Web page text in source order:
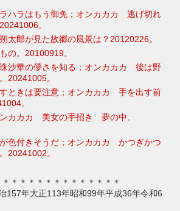
ハラはもう御免；オンカカカ 逃げ切れ
。
太郎が見た故郷の風景は？20120226。
の。20100919。
沙華の儚さを知る；オンカカカ 後は野
20241005。
ときは要注意；オンカカカ 手を出す前
。
カカカ 美女の手招き 夢の中。
色付きそうだ；オンカカカ かつぎかつ
20241002。
＊＊＊＊＊＊＊＊＊＊＊＊＊
157年大正113年昭和99年平成36年令和6